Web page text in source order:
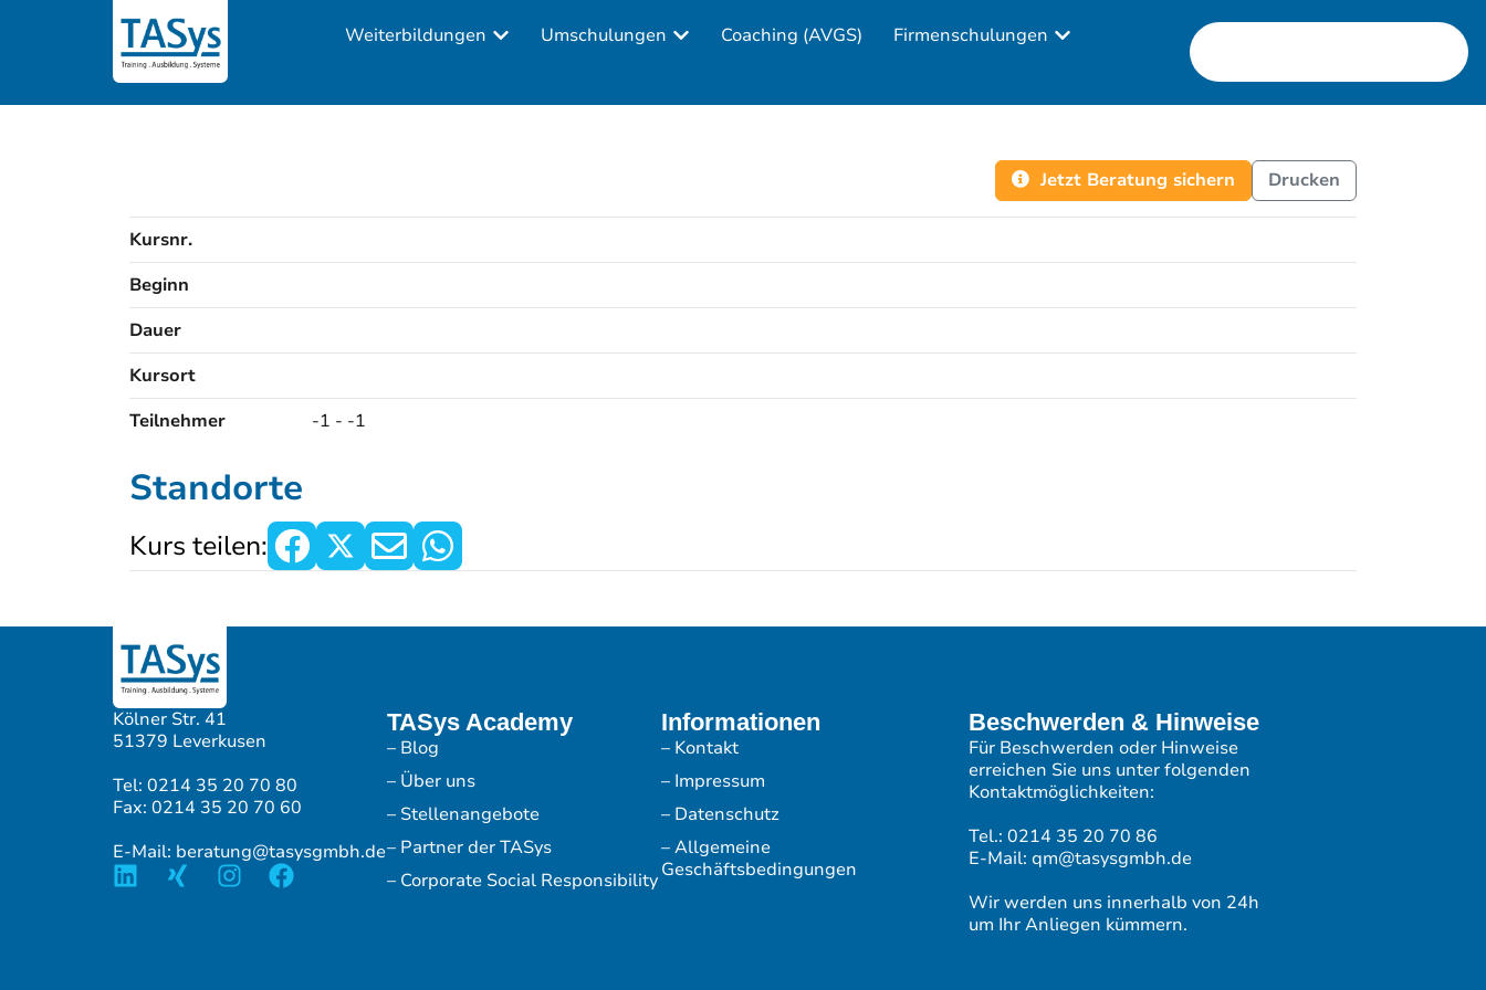
Weiterbildungen Umschulungen Coaching (AVGS) Firmenschulungen
Jetzt Beratung sichern Drucken
Kursnr.
Beginn
Dauer
Kursort
Teilnehmer
-1 - -1
Standorte
Kurs teilen:
Kölner Str. 41
51379 Leverkusen
Tel: 0214 35 20 70 80
Fax: 0214 35 20 70 60
E-Mail: beratung@tasysgmbh.de
TASys Academy
– Blog
– Über uns
– Stellenangebote
– Partner der TASys
– Corporate Social Responsibility
Informationen
– Kontakt
– Impressum
– Datenschutz
– Allgemeine
Geschäftsbedingungen
Beschwerden & Hinweise
Für Beschwerden oder Hinweise
erreichen Sie uns unter folgenden
Kontaktmöglichkeiten:
Tel.: 0214 35 20 70 86
E-Mail: qm@tasysgmbh.de
Wir werden uns innerhalb von 24h
um Ihr Anliegen kümmern.